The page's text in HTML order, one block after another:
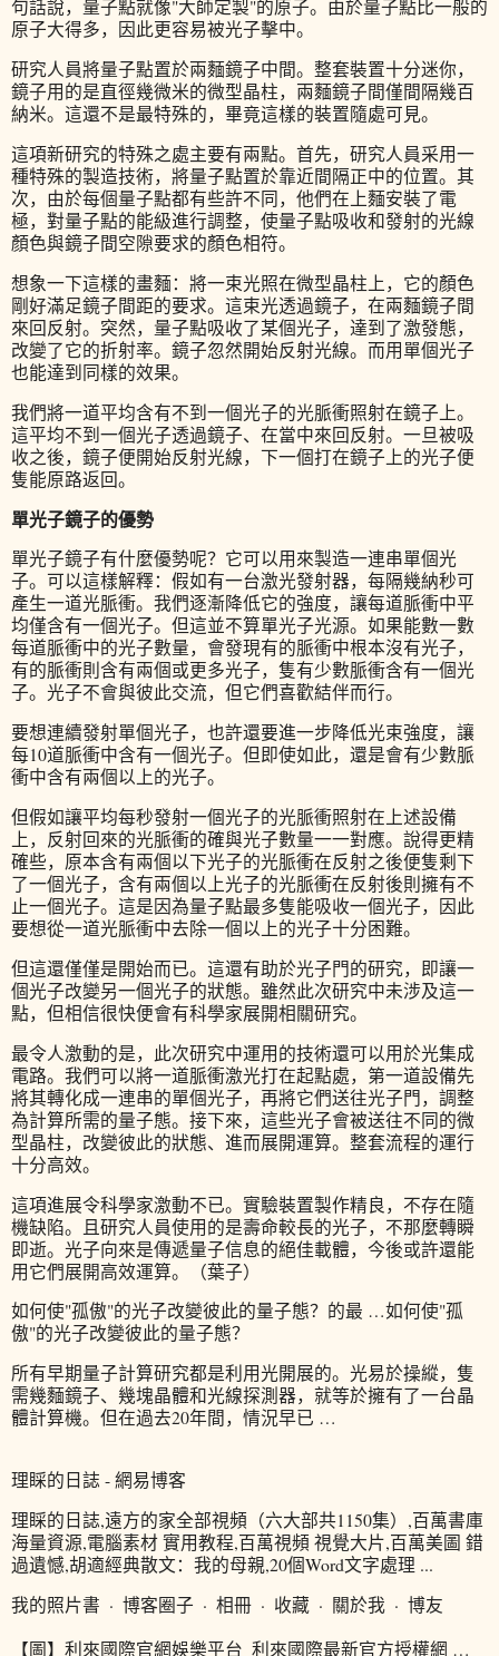
句話說，量子點就像"大師定製"的原子。由於量子點比一般的
原子大得多，因此更容易被光子擊中。
研究人員將量子點置於兩麵鏡子中間。整套裝置十分迷你，
鏡子用的是直徑幾微米的微型晶柱，兩麵鏡子間僅間隔幾百
納米。這還不是最特殊的，畢竟這樣的裝置隨處可見。
這項新研究的特殊之處主要有兩點。首先，研究人員采用一
種特殊的製造技術，將量子點置於靠近間隔正中的位置。其
次，由於每個量子點都有些許不同，他們在上麵安裝了電
極，對量子點的能級進行調整，使量子點吸收和發射的光線
顏色與鏡子間空隙要求的顏色相符。
想象一下這樣的畫麵：將一束光照在微型晶柱上，它的顏色
剛好滿足鏡子間距的要求。這束光透過鏡子，在兩麵鏡子間
來回反射。突然，量子點吸收了某個光子，達到了激發態，
改變了它的折射率。鏡子忽然開始反射光線。而用單個光子
也能達到同樣的效果。
我們將一道平均含有不到一個光子的光脈衝照射在鏡子上。
這平均不到一個光子透過鏡子、在當中來回反射。一旦被吸
收之後，鏡子便開始反射光線，下一個打在鏡子上的光子便
隻能原路返回。
單光子鏡子的優勢
單光子鏡子有什麼優勢呢？它可以用來製造一連串單個光
子。可以這樣解釋：假如有一台激光發射器，每隔幾納秒可
產生一道光脈衝。我們逐漸降低它的強度，讓每道脈衝中平
均僅含有一個光子。但這並不算單光子光源。如果能數一數
每道脈衝中的光子數量，會發現有的脈衝中根本沒有光子，
有的脈衝則含有兩個或更多光子，隻有少數脈衝含有一個光
子。光子不會與彼此交流，但它們喜歡結伴而行。
要想連續發射單個光子，也許還要進一步降低光束強度，讓
每10道脈衝中含有一個光子。但即使如此，還是會有少數脈
衝中含有兩個以上的光子。
但假如讓平均每秒發射一個光子的光脈衝照射在上述設備
上，反射回來的光脈衝的確與光子數量一一對應。說得更精
確些，原本含有兩個以下光子的光脈衝在反射之後便隻剩下
了一個光子，含有兩個以上光子的光脈衝在反射後則擁有不
止一個光子。這是因為量子點最多隻能吸收一個光子，因此
要想從一道光脈衝中去除一個以上的光子十分困難。
但這還僅僅是開始而已。這還有助於光子門的研究，即讓一
個光子改變另一個光子的狀態。雖然此次研究中未涉及這一
點，但相信很快便會有科學家展開相關研究。
最令人激動的是，此次研究中運用的技術還可以用於光集成
電路。我們可以將一道脈衝激光打在起點處，第一道設備先
將其轉化成一連串的單個光子，再將它們送往光子門，調整
為計算所需的量子態。接下來，這些光子會被送往不同的微
型晶柱，改變彼此的狀態、進而展開運算。整套流程的運行
十分高效。
這項進展令科學家激動不已。實驗裝置製作精良，不存在隨
機缺陷。且研究人員使用的是壽命較長的光子，不那麼轉瞬
即逝。光子向來是傳遞量子信息的絕佳載體，今後或許還能
用它們展開高效運算。（葉子）
如何使"孤傲"的光子改變彼此的量子態？的最 …如何使"孤
傲"的光子改變彼此的量子態？
所有早期量子計算研究都是利用光開展的。光易於操縱，隻
需幾麵鏡子、幾塊晶體和光線探測器，就等於擁有了一台晶
體計算機。但在過去20年間，情況早已 …
理睬的日誌 - 網易博客
理睬的日誌,遠方的家全部視頻（六大部共1150集）,百萬書庫
海量資源,電腦素材 實用教程,百萬視頻 視覺大片,百萬美圖 錯
過遺憾,胡適經典散文：我的母親,20個Word文字處理 ...
我的照片書 · 博客圈子 · 相冊 · 收藏 · 關於我 · 博友
【圖】利來國際官網娛樂平台_利來國際最新官方授權網 …